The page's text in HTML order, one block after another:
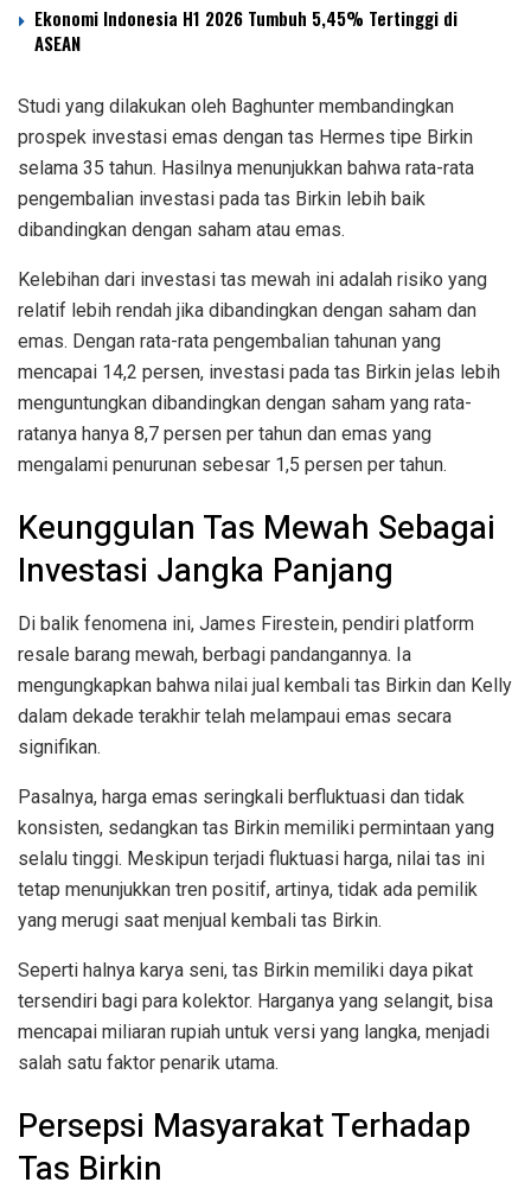
Ekonomi Indonesia H1 2026 Tumbuh 5,45% Tertinggi di
ASEAN
Studi yang dilakukan oleh Baghunter membandingkan
prospek investasi emas dengan tas Hermes tipe Birkin
selama 35 tahun. Hasilnya menunjukkan bahwa rata-rata
pengembalian investasi pada tas Birkin lebih baik
dibandingkan dengan saham atau emas.
Kelebihan dari investasi tas mewah ini adalah risiko yang
relatif lebih rendah jika dibandingkan dengan saham dan
emas. Dengan rata-rata pengembalian tahunan yang
mencapai 14,2 persen, investasi pada tas Birkin jelas lebih
menguntungkan dibandingkan dengan saham yang rata-
ratanya hanya 8,7 persen per tahun dan emas yang
mengalami penurunan sebesar 1,5 persen per tahun.
Keunggulan Tas Mewah Sebagai
Investasi Jangka Panjang
Di balik fenomena ini, James Firestein, pendiri platform
resale barang mewah, berbagi pandangannya. Ia
mengungkapkan bahwa nilai jual kembali tas Birkin dan Kelly
dalam dekade terakhir telah melampaui emas secara
signifikan.
Pasalnya, harga emas seringkali berfluktuasi dan tidak
konsisten, sedangkan tas Birkin memiliki permintaan yang
selalu tinggi. Meskipun terjadi fluktuasi harga, nilai tas ini
tetap menunjukkan tren positif, artinya, tidak ada pemilik
yang merugi saat menjual kembali tas Birkin.
Seperti halnya karya seni, tas Birkin memiliki daya pikat
tersendiri bagi para kolektor. Harganya yang selangit, bisa
mencapai miliaran rupiah untuk versi yang langka, menjadi
salah satu faktor penarik utama.
Persepsi Masyarakat Terhadap
Tas Birkin